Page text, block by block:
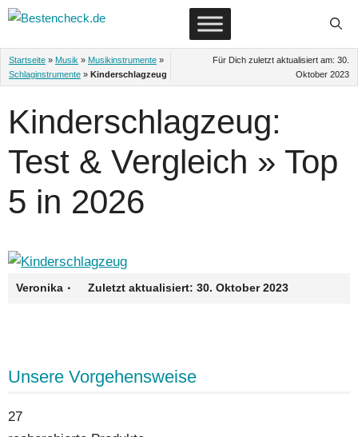
Zum
springen
Startseite » Musik » Musikinstrumente »
Schlaginstrumente » Kinderschlagzeug
Für Dich zuletzt aktualisiert am: 30.
Oktober 2023
Kinderschlagzeug:
Test & Vergleich » Top
5 in 2026
Veronika · Zuletzt aktualisiert: 30. Oktober 2023
Unsere Vorgehensweise
27